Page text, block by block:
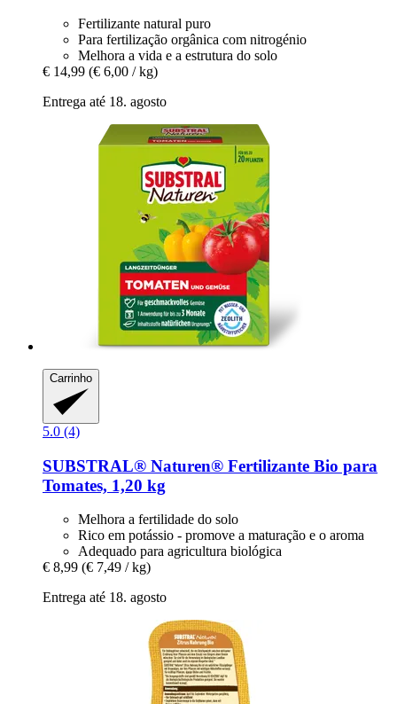
Fertilizante natural puro
Para fertilização orgânica com nitrogénio
Melhora a vida e a estrutura do solo
€ 14,99 (€ 6,00 / kg)
Entrega até 18. agosto
Carrinho
5.0 (4)
SUBSTRAL® Naturen® Fertilizante Bio para
Tomates, 1,20 kg
Melhora a fertilidade do solo
Rico em potássio - promove a maturação e o aroma
Adequado para agricultura biológica
€ 8,99 (€ 7,49 / kg)
Entrega até 18. agosto